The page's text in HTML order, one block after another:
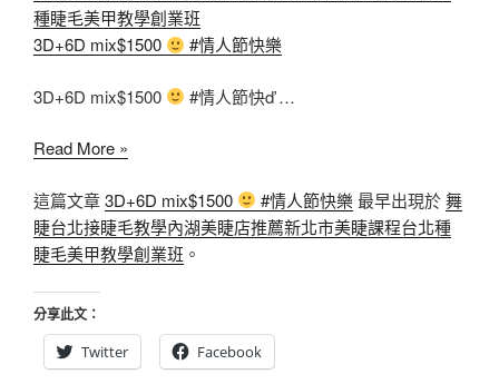
種睫毛美甲教學創業班
3D+6D mix$1500
#情人節快樂
3D+6D mix$1500 #情人節快ď …
3D+6D
#
情
節
快
樂
Read More »
這篇文章3D+6D mix$1500 #情人節快樂最早出現於舞
睫台北接睫毛教學內湖美睫店推薦新北市美睫課程台北種
睫毛美甲教學創業班 。
分享此文：
Twitter
Facebook